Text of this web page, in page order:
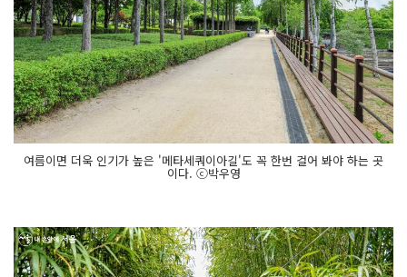
여름이면 더욱 인기가 높은 '메타세쿼이아길'도 꼭 한번 걸어 봐야 하는 곳
이다. ⓒ박우영